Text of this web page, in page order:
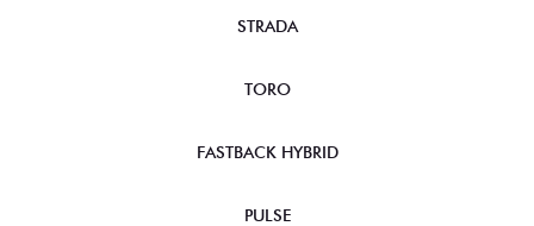
STRADA
TORO
FASTBACK HYBRID
PULSE